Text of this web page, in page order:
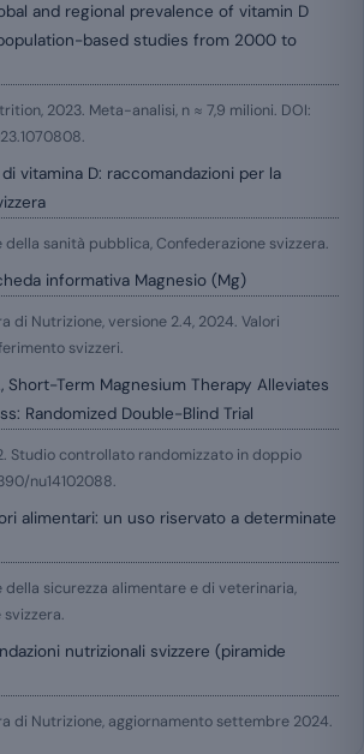
and regional prevalence of vitamin D
based studies from 2000 to
2023. Meta-analisi, n ≈ 7,9 milioni. DOI:
di vitamina D: raccomandazioni per la
della sanità pubblica, Confederazione svizzera.
informativa Magnesio (Mg)
di Nutrizione, versione 2.4, 2024. Valori
svizzeri.
Short-Term Magnesium Therapy Alleviates
Randomized Double-Blind Trial
Studio controllato randomizzato in doppio
nu14102088.
alimentari: un uso riservato a determinate
della sicurezza alimentare e di veterinaria,
nutrizionali svizzere (piramide
di Nutrizione, aggiornamento settembre 2024.